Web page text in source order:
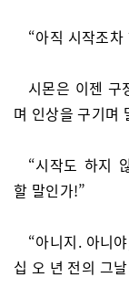
“아직 시작조
시몬은 이젠 구
며 인상을 구기며
“시작도 하지
할 말인가!”
“아니지. 아니
십 오 년 전의 그